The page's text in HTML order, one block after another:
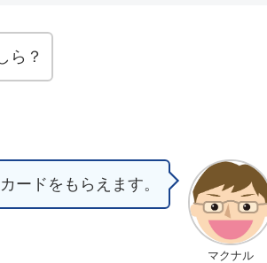
ら？
マクナル
ードをもらえます。